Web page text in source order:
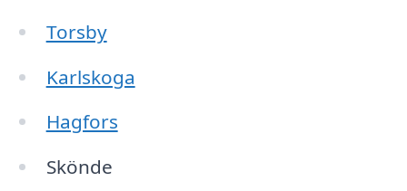
Torsby
Karlskoga
Hagfors
Skönde